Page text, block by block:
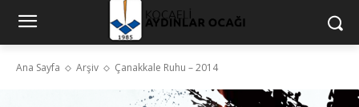
Ana Sayfa Arşiv Çanakkale Ruhu – 2014